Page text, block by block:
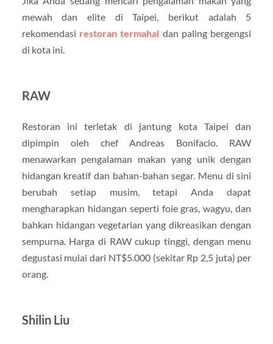
mewah dan elite di Taipei, berikut adalah 5
rekomendasi restoran termahal dan paling bergengsi
di kota ini.
RAW
Restoran ini terletak di jantung kota Taipei dan
dipimpin oleh chef Andreas Bonifacio. RAW
menawarkan pengalaman makan yang unik dengan
hidangan kreatif dan bahan-bahan segar. Menu di sini
berubah setiap musim, tetapi Anda dapat
mengharapkan hidangan seperti foie gras, wagyu, dan
bahkan hidangan vegetarian yang dikreasikan dengan
sempurna. Harga di RAW cukup tinggi, dengan menu
degustasi mulai dari NT$5.000 (sekitar Rp 2,5 juta) per
orang.
Shilin Liu